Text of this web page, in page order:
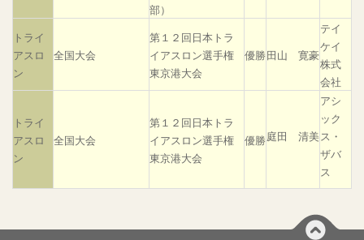
部）
トライ
アスロ
ン
全国大会
第１２回日本トラ
イアスロン選手権
東京港大会
優勝田山 寛豪
テイ
ケイ
株式
会社
トライ
アスロ
ン
全国大会
第１２回日本トラ
イアスロン選手権
東京港大会
優勝庭田 清美
アシ
ック
ス・
ザバ
ス